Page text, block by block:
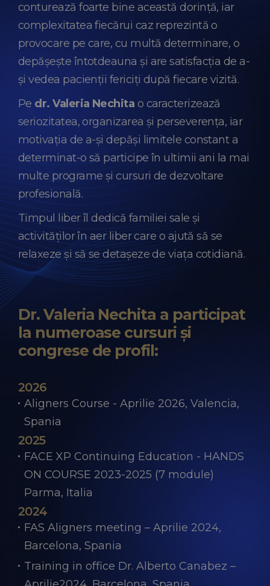
conturează foarte bine această dorință, iar
complexitatea fiecărui caz reprezintă o
provocare pe care, cu multă determinare, o
depășește întotdeauna și are satisfacția de a-
și vedea pacienții fericiți după fiecare vizită.
Pe dr. Valeria Nechita o caracterizează
seriozitatea, organizarea și perseverența, iar
motivația de a-și depăși limitele constant a
determinat-o să participe în ultimii ani la mai
multe programe și cursuri de dezvoltare
profesională.
Timpul liber îl dedică familiei sale și
activităților în aer liber care o ajută să se
relaxeze și să se detașeze de viața cotidiană.
Dr. Valeria Nechita a participat
la numeroase cursuri şi
congrese de profil:
2026
Aligners Course - Aprilie 2026, Valencia,
Spania
2025
FACE XP Continuing Education - HANDS
ON COURSE 2023-2025 (7 module)
Parma, Italia
2024
FAS Aligners meeting – Aprilie 2024,
Barcelona, Spania
Training in office Dr. Alberto Canabez –